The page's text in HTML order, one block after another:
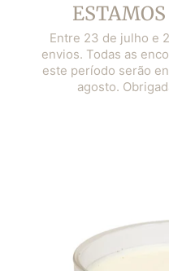
Entre 23 de julho e
envios. Todas as
este período serão
agosto.